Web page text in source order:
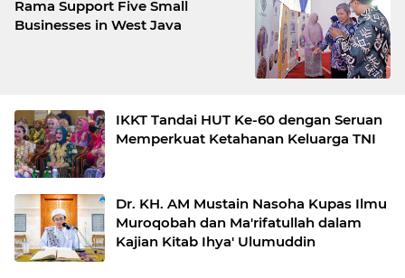
Rama Support Five Small
Businesses in West Java
IKKT Tandai HUT Ke-60 dengan Seruan
Memperkuat Ketahanan Keluarga TNI
Dr. KH. AM Mustain Nasoha Kupas Ilmu
Muroqobah dan Ma'rifatullah dalam
Kajian Kitab Ihya' Ulumuddin